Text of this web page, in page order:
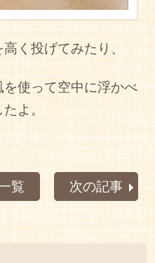
く投げてみたり、
使って空中に浮かべ
よ。
覧 次の記事